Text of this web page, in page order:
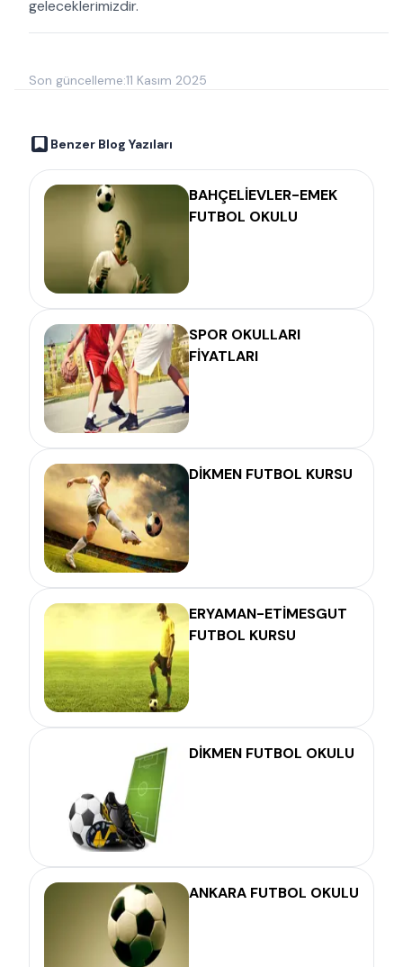
geleceklerimizdir.
Son güncelleme:11 Kasım 2025
Benzer Blog Yazıları
BAHÇELİEVLER-EMEK
FUTBOL OKULU
SPOR OKULLARI
FİYATLARI
DİKMEN FUTBOL KURSU
ERYAMAN-ETİMESGUT
FUTBOL KURSU
DİKMEN FUTBOL OKULU
ANKARA FUTBOL OKULU